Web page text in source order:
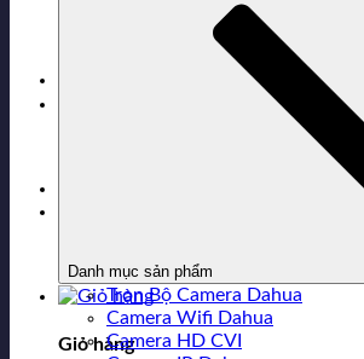
Giỏ hàng
Danh mục sản phẩm
Trọn Bộ Camera Dahua
Camera Wifi Dahua
Camera HD CVI